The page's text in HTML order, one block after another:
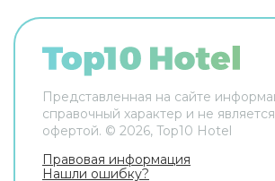
Представленная на сайте
справочный характер и не
офертой. © 2026, Top10 Hotel
Правовая информация
Нашли ошибку?